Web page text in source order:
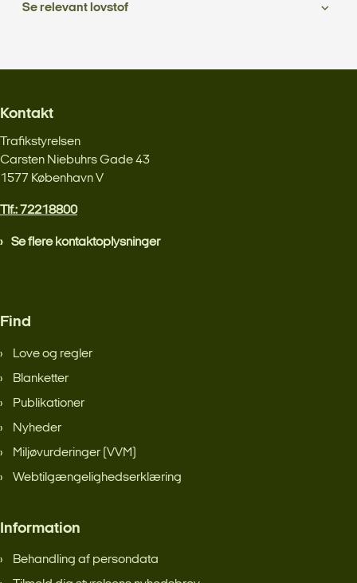
Se relevant lovstof
Kontakt
Trafikstyrelsen
Carsten Niebuhrs Gade 43
1577 København V
Tlf.: 72218800
Se flere kontaktoplysninger
Find
Love og regler
Blanketter
Publikationer
Nyheder
Miljøvurderinger (VVM)
Webtilgængelighedserklæring
Information
Behandling af persondata